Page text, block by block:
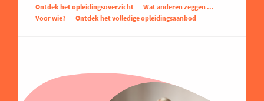
Ontdek het opleidingsoverzicht
Wat anderen zeggen ...
Voor wie?
Ontdek het volledige opleidingsaanbod